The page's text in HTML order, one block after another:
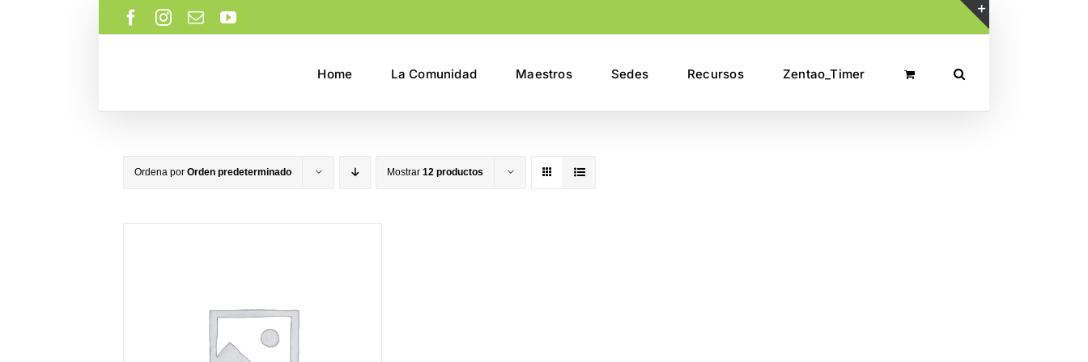
Facebook
Instagram
Correo
electrónico
YouTube
Home La Comunidad Maestros Sedes Recursos Zentao_Timer
Ordena por Orden predeterminado Mostrar 12 productos
Toggle